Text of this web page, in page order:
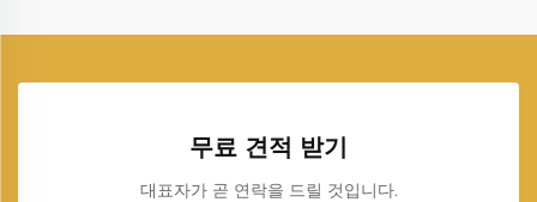
무료 견적 받기
대표자가 곧 연락을 드릴 것입니다.